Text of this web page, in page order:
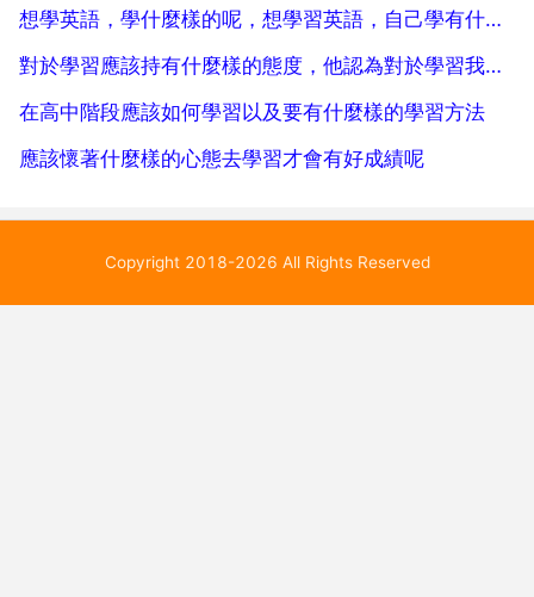
想學英語，學什麼樣的呢，想學習英語，自己學有什麼好的書本建議嗎？
對於學習應該持有什麼樣的態度，他認為對於學習我們應該持有什麼樣的態度？怎麼翻譯。英語。高中。不要軟體版！
在高中階段應該如何學習以及要有什麼樣的學習方法
應該懷著什麼樣的心態去學習才會有好成績呢
Copyright 2018-2026 All Rights Reserved